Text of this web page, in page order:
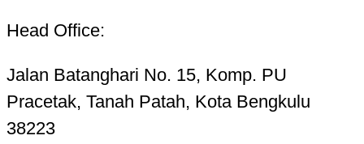
Head Office:
Jalan Batanghari No. 15, Komp. PU
Pracetak, Tanah Patah, Kota Bengkulu
38223